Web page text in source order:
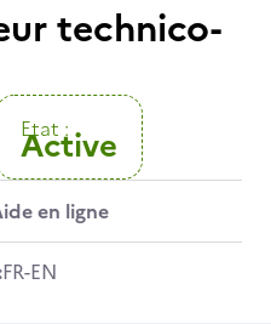
technico-
Etat :
Active
en ligne
FR-EN